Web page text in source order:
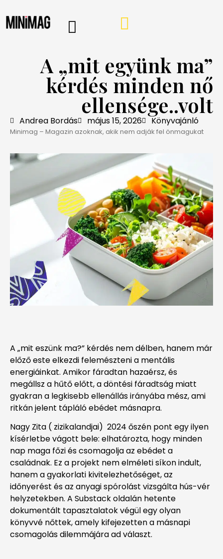
A „mit együnk ma”
kérdés minden nő
ellensége..volt
Andrea Bordás május 15, 2026 Könyvajánló
Minimag – Magazin azoknak, akik nem adják fel önmagukat
A „mit eszünk ma?” kérdés nem délben, hanem már
előző este elkezdi felemészteni a mentális
energiáinkat. Amikor fáradtan hazaérsz, és
megállsz a hűtő előtt, a döntési fáradtság miatt
gyakran a legkisebb ellenállás irányába mész, ami
ritkán jelent tápláló ebédet másnapra.
Nagy Zita ( zizikalandjai) 2024 őszén pont egy ilyen
kísérletbe vágott bele: elhatározta, hogy minden
nap maga főzi és csomagolja az ebédet a
családnak. Ez a projekt nem elméleti síkon indult,
hanem a gyakorlati kivitelezhetőséget, az
időnyerést és az anyagi spórolást vizsgálta hús-vér
helyzetekben. A Substack oldalán hetente
dokumentált tapasztalatok végül egy olyan
könyvvé nőttek, amely kifejezetten a másnapi
csomagolás dilemmájára ad választ.